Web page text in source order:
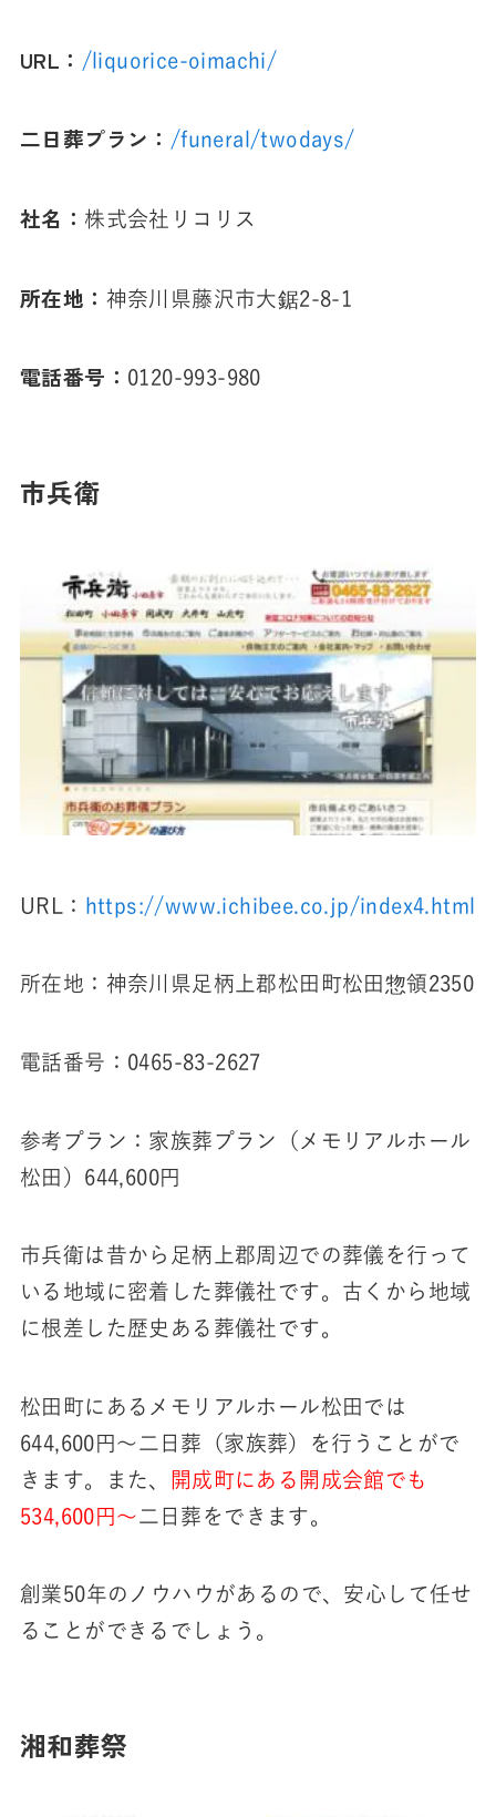
URL： /liquorice-oimachi/
二日葬プラン： /funeral/twodays/
社名： 株式会社リコリス
所在地： 神奈川県藤沢市大鋸2-8-1
電話番号： 0120-993-980
市兵衛
URL： https://www.ichibee.co.jp/index4.html
所在地：神奈川県足柄上郡松田町松田惣領2350
電話番号：0465-83-2627
参考プラン：家族葬プラン（メモリアルホール
松田）644,600円
市兵衛は昔から足柄上郡周辺での葬儀を行って
いる地域に密着した葬儀社です。古くから地域
に根差した歴史ある葬儀社です。
松田町にあるメモリアルホール松田では
644,600円～二日葬（家族葬）を行うことがで
きます。また、
開成町にある開成会館でも
534,600円～二日葬をできます。
創業50年のノウハウがあるので、安心して任せ
ることができるでしょう。
湘和葬祭